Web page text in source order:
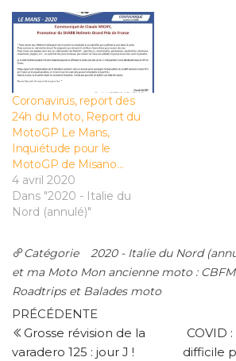
Coronavirus, report des
24h du Moto, Report du
MotoGP Le Mans,
Inquiétude pour le
MotoGP de Misano…
4 avril 2020
Dans "2020 - Italie du
Nord (annulé)"
Catégorie 2020 - Italie du Nord
et ma Moto Mon ancienne moto :
Roadtrips et Balades moto
Navigation
de
Article
précédent
PRÉCÉDENTE
Grosse révision de la
varadero 125 : jour J !
COVID
difficile